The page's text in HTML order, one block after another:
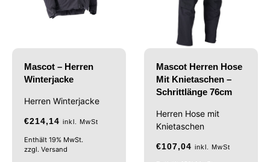
Mascot – Herren
Winterjacke
Herren Winterjacke
€214,14 inkl. MwSt
Enthält 19% MwSt.
zzgl. Versand
Mascot Herren Hose
Mit Knietaschen –
Schrittlänge 76cm
Herren Hose mit
Knietaschen
€107,04 inkl. MwSt